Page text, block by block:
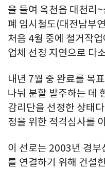
을 들여 옥천읍 대천리
폐 임시철도(대전남부
처음 4월 중에 철거작
업체 선정 지연으로 다
내년 7월 중 완료를 목
나눠 분할 발주하는 데
감리단을 선정한 상태
정을 위한 적격심사를
이 선로는 2003년 경부
를 연결하기 위해 건설